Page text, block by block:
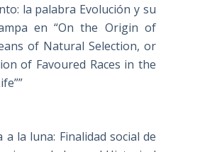
la palabra Evolución y su
en “On the Origin of
of Natural Selection, or
of Favoured Races in the
la luna: Finalidad social de